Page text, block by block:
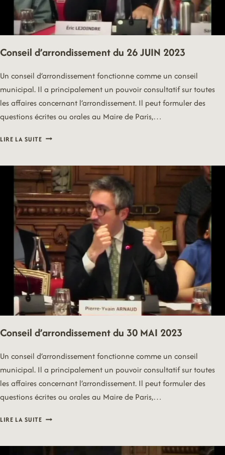
Conseil d’arrondissement du 26 JUIN 2023
Un conseil d’arrondissement fonctionne comme un conseil
municipal. Il a principalement un pouvoir consultatif sur toutes
les affaires concernant l’arrondissement. Il peut formuler des
questions écrites ou orales au Maire de Paris,…
LIRE LA SUITECONSEIL
26
JUIN
2023
Conseil d’arrondissement du 30 MAI 2023
Un conseil d’arrondissement fonctionne comme un conseil
municipal. Il a principalement un pouvoir consultatif sur toutes
les affaires concernant l’arrondissement. Il peut formuler des
questions écrites ou orales au Maire de Paris,…
LIRE LA SUITECONSEIL
30